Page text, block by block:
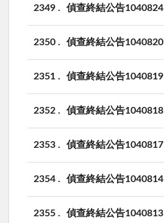
2349 偵查終結公告1040824
2350 偵查終結公告1040820
2351 偵查終結公告1040819
2352 偵查終結公告1040818
2353 偵查終結公告1040817
2354 偵查終結公告1040814
2355 偵查終結公告1040813